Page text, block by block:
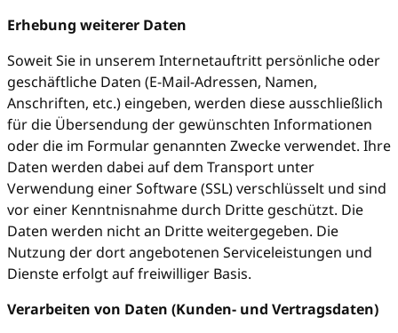
Erhebung weiterer Daten
Soweit Sie in unserem Internetauftritt persönliche oder
geschäftliche Daten (E-Mail-Adressen, Namen,
Anschriften, etc.) eingeben, werden diese ausschließlich
für die Übersendung der gewünschten Informationen
oder die im Formular genannten Zwecke verwendet. Ihre
Daten werden dabei auf dem Transport unter
Verwendung einer Software (SSL) verschlüsselt und sind
vor einer Kenntnisnahme durch Dritte geschützt. Die
Daten werden nicht an Dritte weitergegeben. Die
Nutzung der dort angebotenen Serviceleistungen und
Dienste erfolgt auf freiwilliger Basis.
Verarbeiten von Daten (Kunden- und Vertragsdaten)